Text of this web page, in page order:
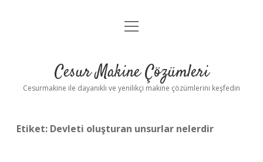
Anasayfa
Yasal Uyarı
menüyü
Cesur Makine Çözümleri
Cesurmakine ile dayanıklı ve yenilikçi makine çözümlerini keşfedin
Etiket: Devleti oluşturan unsurlar nelerdir